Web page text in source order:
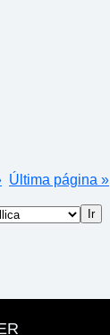
Última página »